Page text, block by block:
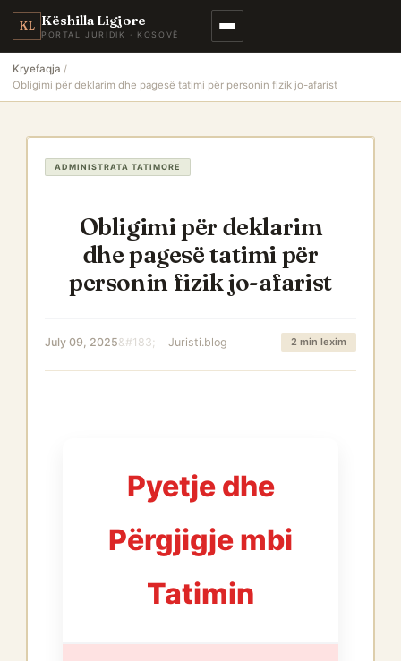
KL Këshilla Ligjore
PORTAL JURIDIK · KOSOVË
Kryefaqja
Obligimi për deklarim dhe pagesë tatimi për personin fizik jo-afarist
ADMINISTRATA TATIMORE
Obligimi për deklarim
dhe pagesë tatimi për
personin fizik jo-afarist
July 09, 2025 Juristi.blog 2 min lexim
Pyetje dhe
Përgjigje mbi
Tatimin